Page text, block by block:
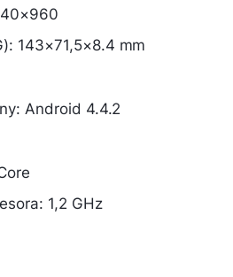
143×71,5×8.4 mm
Android 4.4.2
1,2 GHz